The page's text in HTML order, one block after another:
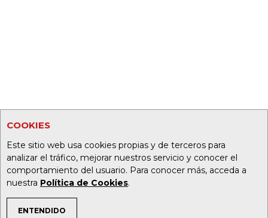
COOKIES
Este sitio web usa cookies propias y de terceros para
analizar el tráfico, mejorar nuestros servicio y conocer el
comportamiento del usuario. Para conocer más, acceda a
nuestra Política de Cookies.
ENTENDIDO